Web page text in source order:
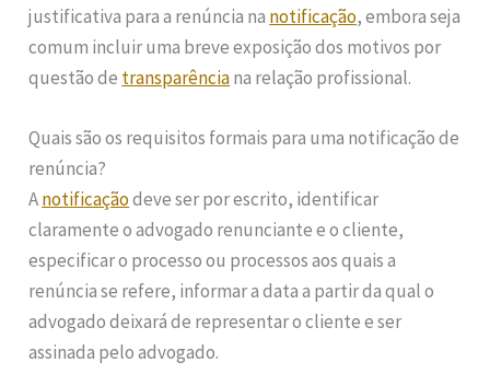
justificativa para a renúncia na notificação, embora seja
comum incluir uma breve exposição dos motivos por
questão de transparênciana relação profissional.
Quais são os requisitos formais para uma notificação de
renúncia?
Anotificaçãodeve ser por escrito, identificar
claramente o advogado renunciante e o cliente,
especificar o processo ou processos aos quais a
renúncia se refere, informar a data a partir da qual o
advogado deixará de representar o cliente e ser
assinada pelo advogado.